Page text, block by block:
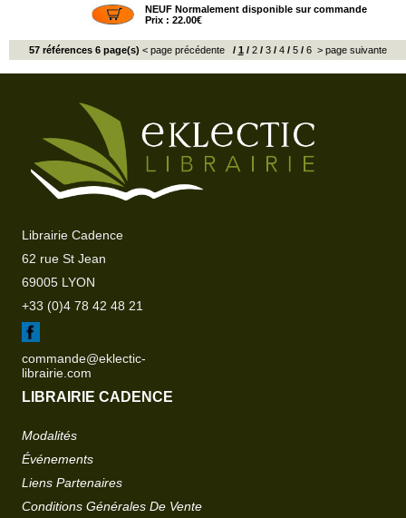
NEUF Normalement disponible sur commande
Prix : 22.00€
57 références 6 page(s) < page précédente/ 1 /2/3/4/5/6 > page suivante
Librairie Cadence
62 rue St Jean
69005 LYON
+33 (0)4 78 42 48 21
commande@eklectic-
librairie.com
LIBRAIRIE CADENCE
Modalités
Événements
Liens Partenaires
Conditions Générales De Vente